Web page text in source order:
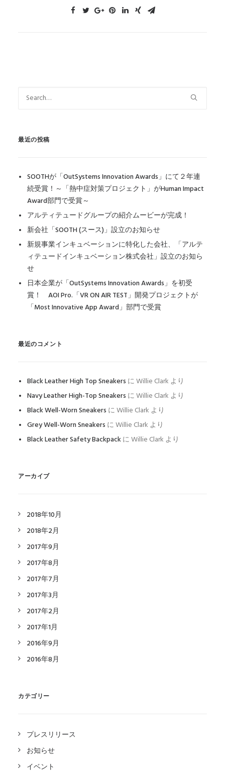
最近の投稿
SOOTHが「OutSystems Innovation Awards」にて２年連
続受賞！～「熱中症対策プロジェクト」がHuman Impact
Award部門で受賞～
アルティテュードグループの紹介ムービーが完成！
新会社「SOOTH (スース)」設立のお知らせ
新規事業インキュベーションに特化した会社、「アルテ
ィテュードインキュベーション株式会社」設立のお知ら
せ
日本企業が「OutSystems Innovation Awards」を初受
賞！ AOI Pro.「VR ON AIR TEST」開発プロジェクトが
「Most Innovative App Award」部門で受賞
最近のコメント
Black Leather High Top Sneakers にWillie Clark より
Navy Leather High-Top Sneakers にWillie Clark より
Black Well-Worn Sneakers にWillie Clark より
Grey Well-Worn Sneakers にWillie Clark より
Black Leather Safety BackpackにWillie Clark より
アーカイブ
2018年10月
2018年2月
2017年9月
2017年8月
2017年7月
2017年3月
2017年2月
2017年1月
2016年9月
2016年8月
カテゴリー
プレスリリース
お知らせ
イベント